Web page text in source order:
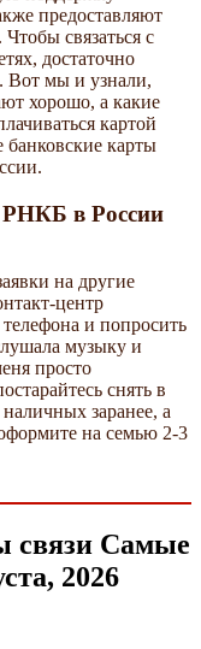
предоставляют
связаться с
достаточно
Вот мы и узнали,
хорошо, а какие
картой
банковские карты
в России
на другие
центр
и попросить
музыку и
просто
снять в
заранее, а
на семью 2-3
связи Самые
2026